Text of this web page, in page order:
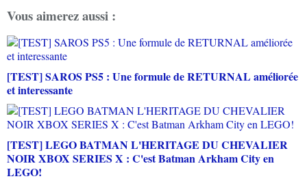
Vous aimerez aussi :
[TEST] SAROS PS5 : Une formule de RETURNAL améliorée
et interessante
[TEST] LEGO BATMAN L'HERITAGE DU CHEVALIER
NOIR XBOX SERIES X : C'est Batman Arkham City en
LEGO!